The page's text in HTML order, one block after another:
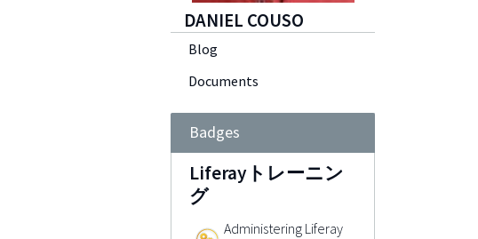
DANIEL COUSO
Blog
Documents
Badges
Liferayトレーニン
グ
Administering Liferay